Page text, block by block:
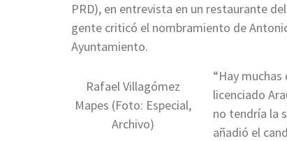
PRD), en entrevista en un restaurante
gente criticó el nombramiento de
Ayuntamiento.
Rafael Villagómez
Mapes (Foto: Especial,
Archivo)
“Hay
licenciado
no tendría la
añadió el